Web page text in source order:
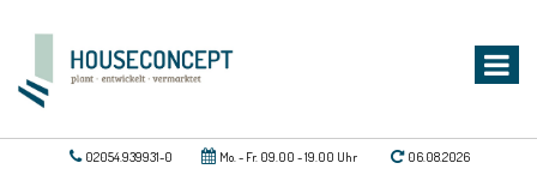
02054.939931-0 Mo. - Fr. 09.00 - 19.00 Uhr 06.08.2026